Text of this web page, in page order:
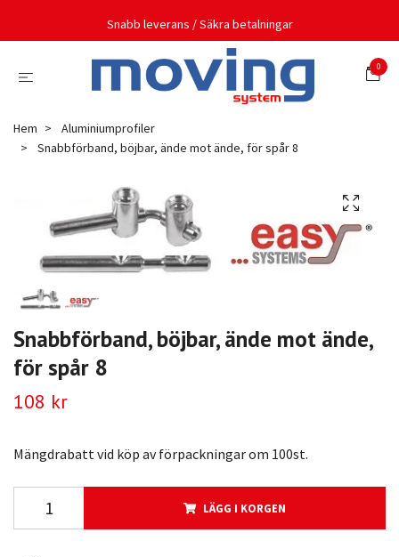
Snabb leverans / Säkra betalningar
0
Hem
Aluminiumprofiler
Snabbförband, böjbar, ände mot ände, för spår 8
Snabbförband, böjbar, ände mot ände,
för spår 8
108 kr
Mängdrabatt vid köp av förpackningar om 100st.
LÄGG I KORGEN